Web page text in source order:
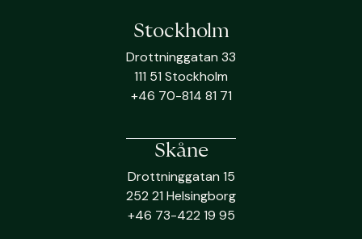
Stockholm
Drottninggatan 33
111 51 Stockholm
+46 70-814 81 71
Skåne
Drottninggatan 15
252 21 Helsingborg
+46 73-422 19 95